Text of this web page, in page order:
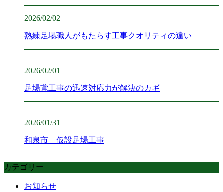
2026/02/02
熟練足場職人がもたらす工事クオリティの違い
2026/02/01
足場鳶工事の迅速対応力が解決のカギ
2026/01/31
和泉市 仮設足場工事
カテゴリー
お知らせ